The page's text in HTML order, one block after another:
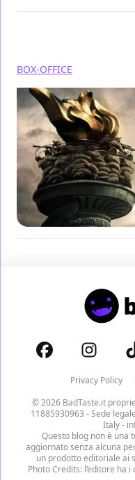
BOX-OFFICE
Privacy Policy
© 2026 BadTaste.it
11885930963 - Sede
Italy -
Questo blog non è una
aggiornato senza alcuna
un prodotto editoriale ai
Photo Credits: l’editore ha